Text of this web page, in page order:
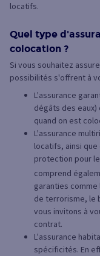
locatifs.
Quel type
colocation ?
Si vous souhaitez
possibilités s'offrent à
L'assurance
dégâts des
quand on est
L'assurance
locatifs, ainsi
protection pour
comprend
garanties
de terrorisme, le
vous invitons à
contrat.
L'assurance
spécificités. En